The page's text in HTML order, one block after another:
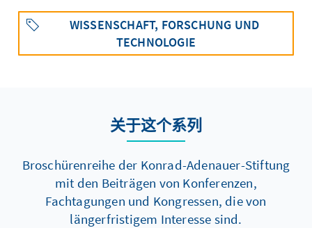
WISSENSCHAFT, FORSCHUNG UND
TECHNOLOGIE
关于这个系列
Broschürenreihe der Konrad-Adenauer-Stiftung
mit den Beiträgen von Konferenzen,
Fachtagungen und Kongressen, die von
längerfristigem Interesse sind.